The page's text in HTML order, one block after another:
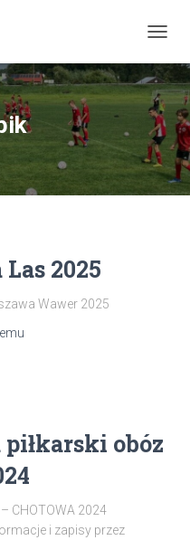
2025
Wawer 2025
obóz
CHOTOWA 2024
i zapisy przez